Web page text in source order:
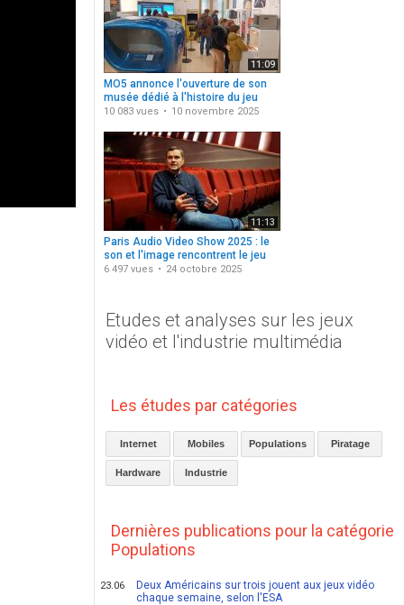
11:09
MO5 annonce l'ouverture de son
musée dédié à l'histoire du jeu
vidéo
10 083 vues 10 novembre 2025
11:13
Paris Audio Video Show 2025 : le
son et l'image rencontrent le jeu
vidéo
6 497 vues 24 octobre 2025
Etudes et analyses sur les jeux
vidéo et l'industrie multimédia
Les études par catégories
Internet Mobiles Populations Piratage
Hardware Industrie
Dernières publications pour la catégorie
Populations
23.06
Deux Américains sur trois jouent aux jeux vidéo
chaque semaine, selon l'ESA